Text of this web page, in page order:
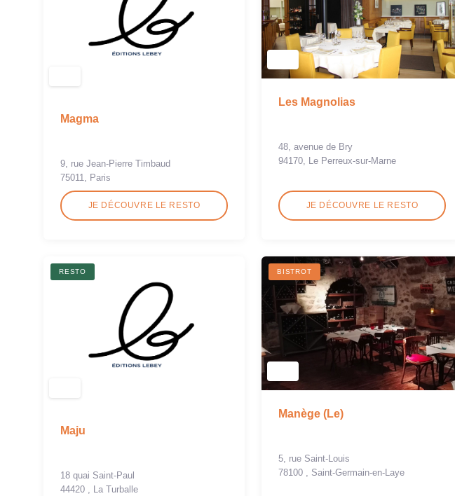
Magma
9, rue Jean-Pierre Timbaud
75011, Paris
JE DÉCOUVRE LE RESTO
Les Magnolias
48, avenue de Bry
94170, Le Perreux-sur-Marne
JE DÉCOUVRE LE RESTO
RESTO
Maju
18 quai Saint-Paul
44420 , La Turballe
BISTROT
Manège (Le)
5, rue Saint-Louis
78100 , Saint-Germain-en-Laye